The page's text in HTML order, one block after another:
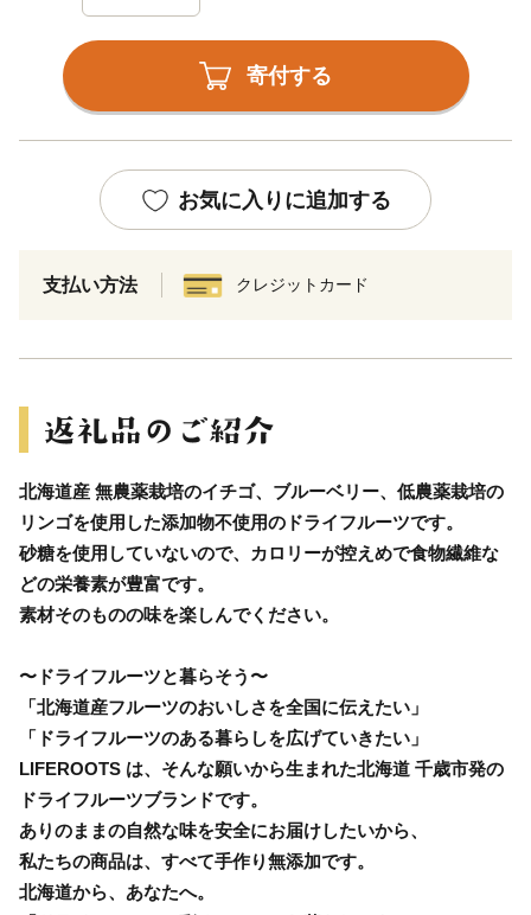
寄付する
お気に入りに追加する
支払い方法 クレジットカード
北海道産 無農薬栽培のイチゴ、ブルーベリー、低農薬栽培の
リンゴを使用した添加物不使用のドライフルーツです。
砂糖を使用していないので、カロリーが控えめで食物繊維な
どの栄養素が豊富です。
素材そのものの味を楽しんでください。
〜ドライフルーツと暮らそう〜
「北海道産フルーツのおいしさを全国に伝えたい」
「ドライフルーツのある暮らしを広げていきたい」
LIFEROOTS は、そんな願いから生まれた北海道 千歳市発の
ドライフルーツブランドです。
ありのままの自然な味を安全にお届けしたいから、
私たちの商品は、すべて手作り無添加です。
北海道から、あなたへ。